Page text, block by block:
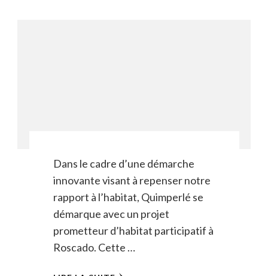
Dans le cadre d’une démarche
innovante visant à repenser notre
rapport à l’habitat, Quimperlé se
démarque avec un projet
prometteur d’habitat participatif à
Roscado. Cette …